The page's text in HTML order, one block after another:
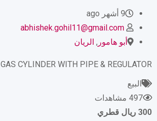
9 أشهر ago
abhishek.gohil11@gmail.com
أبو هامور , الريان
GAS CYLINDER WITH PIPE & REGULATOR
البيع
497 مشاهدات
300 ريال قطري